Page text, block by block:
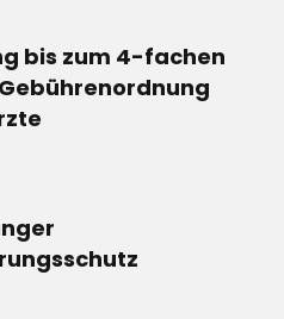
bis zum 4-fachen